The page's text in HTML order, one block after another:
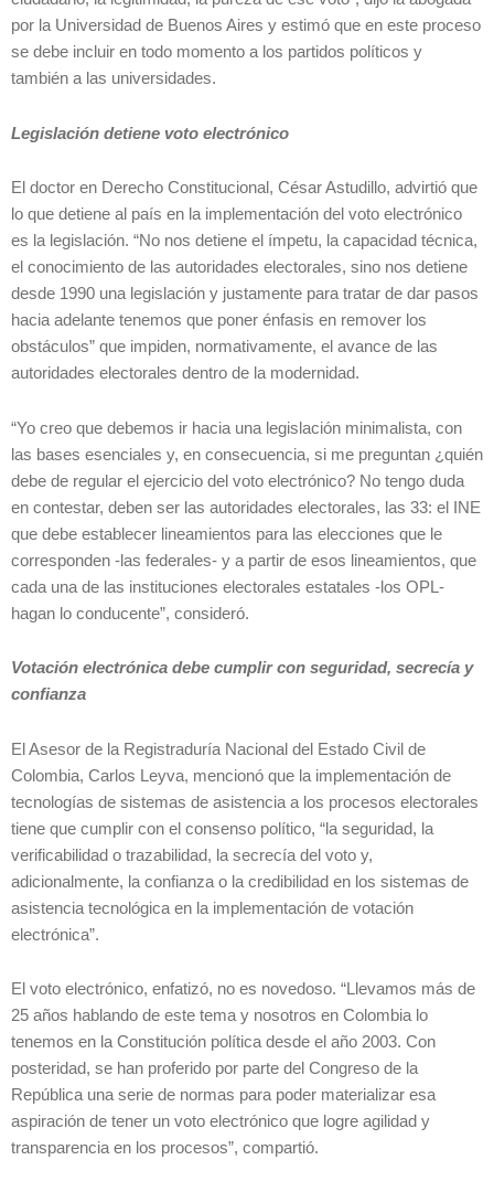
por la Universidad de Buenos Aires y estimó que en este proceso
se debe incluir en todo momento a los partidos políticos y
también a las universidades.
Legislación detiene voto electrónico
El doctor en Derecho Constitucional, César Astudillo, advirtió que
lo que detiene al país en la implementación del voto electrónico
es la legislación. “No nos detiene el ímpetu, la capacidad técnica,
el conocimiento de las autoridades electorales, sino nos detiene
desde 1990 una legislación y justamente para tratar de dar pasos
hacia adelante tenemos que poner énfasis en remover los
obstáculos” que impiden, normativamente, el avance de las
autoridades electorales dentro de la modernidad.
“Yo creo que debemos ir hacia una legislación minimalista, con
las bases esenciales y, en consecuencia, si me preguntan ¿quién
debe de regular el ejercicio del voto electrónico? No tengo duda
en contestar, deben ser las autoridades electorales, las 33: el INE
que debe establecer lineamientos para las elecciones que le
corresponden -las federales- y a partir de esos lineamientos, que
cada una de las instituciones electorales estatales -los OPL-
hagan lo conducente”, consideró.
Votación electrónica debe cumplir con seguridad, secrecía y
confianza
El Asesor de la Registraduría Nacional del Estado Civil de
Colombia, Carlos Leyva, mencionó que la implementación de
tecnologías de sistemas de asistencia a los procesos electorales
tiene que cumplir con el consenso político, “la seguridad, la
verificabilidad o trazabilidad, la secrecía del voto y,
adicionalmente, la confianza o la credibilidad en los sistemas de
asistencia tecnológica en la implementación de votación
electrónica”.
El voto electrónico, enfatizó, no es novedoso. “Llevamos más de
25 años hablando de este tema y nosotros en Colombia lo
tenemos en la Constitución política desde el año 2003. Con
posteridad, se han proferido por parte del Congreso de la
República una serie de normas para poder materializar esa
aspiración de tener un voto electrónico que logre agilidad y
transparencia en los procesos”, compartió.